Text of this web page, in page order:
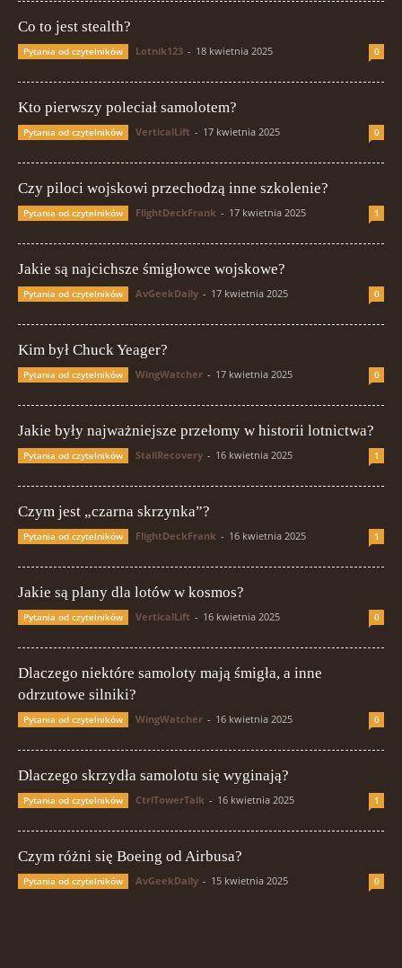
Co to jest stealth?
Pytania od czytelników Lotnik123 - 18 kwietnia 2025 0
Kto pierwszy poleciał samolotem?
Pytania od czytelników VerticalLift - 17 kwietnia 2025 0
Czy piloci wojskowi przechodzą inne szkolenie?
Pytania od czytelników FlightDeckFrank - 17 kwietnia 2025 1
Jakie są najcichsze śmigłowce wojskowe?
Pytania od czytelników AvGeekDaily - 17 kwietnia 2025 0
Kim był Chuck Yeager?
Pytania od czytelników WingWatcher - 17 kwietnia 2025 0
Jakie były najważniejsze przełomy w historii lotnictwa?
Pytania od czytelników StallRecovery - 16 kwietnia 2025 1
Czym jest „czarna skrzynka”?
Pytania od czytelników FlightDeckFrank - 16 kwietnia 2025 1
Jakie są plany dla lotów w kosmos?
Pytania od czytelników VerticalLift - 16 kwietnia 2025 0
Dlaczego niektóre samoloty mają śmigła, a inne
odrzutowe silniki?
Pytania od czytelników WingWatcher - 16 kwietnia 2025 0
Dlaczego skrzydła samolotu się wyginają?
Pytania od czytelników CtrlTowerTalk - 16 kwietnia 2025 1
Czym różni się Boeing od Airbusa?
Pytania od czytelników AvGeekDaily - 15 kwietnia 2025 0